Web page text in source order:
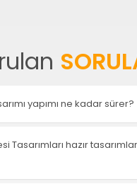
yapımı ne kadar sürer?
Tasarımları hazır